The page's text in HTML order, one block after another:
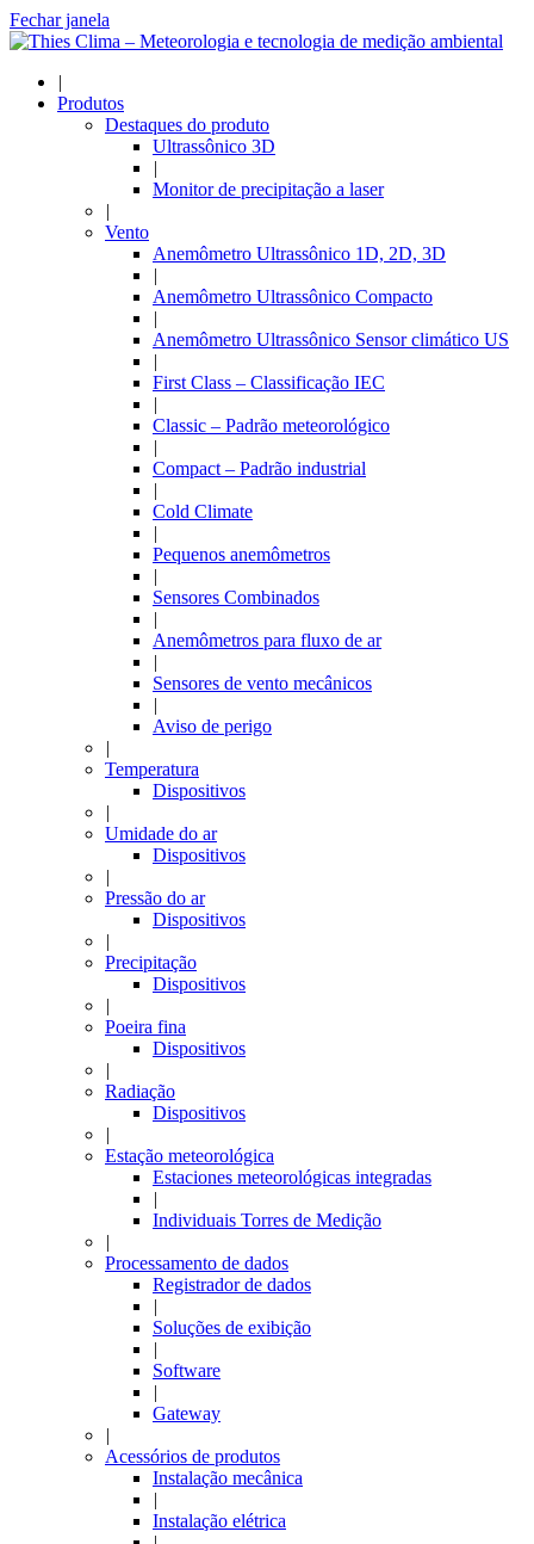
Fechar janela
|
Produtos
Destaques do produto
Ultrassônico 3D
|
Monitor de precipitação a laser
|
Vento
Anemômetro Ultrassônico 1D, 2D, 3D
|
Anemômetro Ultrassônico Compacto
|
Anemômetro Ultrassônico Sensor climático US
|
First Class – Classificação IEC
|
Classic – Padrão meteorológico
|
Compact – Padrão industrial
|
Cold Climate
|
Pequenos anemômetros
|
Sensores Combinados
|
Anemômetros para fluxo de ar
|
Sensores de vento mecânicos
|
Aviso de perigo
|
Temperatura
Dispositivos
|
Umidade do ar
Dispositivos
|
Pressão do ar
Dispositivos
|
Precipitação
Dispositivos
|
Poeira fina
Dispositivos
|
Radiação
Dispositivos
|
Estação meteorológica
Estaciones meteorológicas integradas
|
Individuais Torres de Medição
|
Processamento de dados
Registrador de dados
|
Soluções de exibição
|
Software
|
Gateway
|
Acessórios de produtos
Instalação mecânica
|
Instalação elétrica